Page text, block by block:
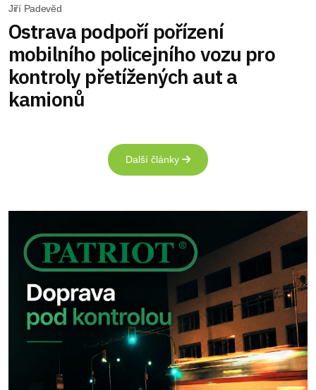
Jiří Padevěd
Ostrava podpoří pořízení
mobilního policejního vozu pro
kontroly přetížených aut a
kamionů
Další články